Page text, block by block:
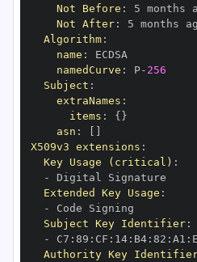
Not Before : 5 months
Not After: 5 months
Algorithm:
name :
namedCurve : P- 256
Subject :
extraNames :
items : { }
asn :
X509v3 extensions :
Key Usage (critical) :
-
Extended Key Usage :
-
Subject Key Identifier:
-
C7 : 89 : CF : 14: B4: 82 : A1 :
Authority Key